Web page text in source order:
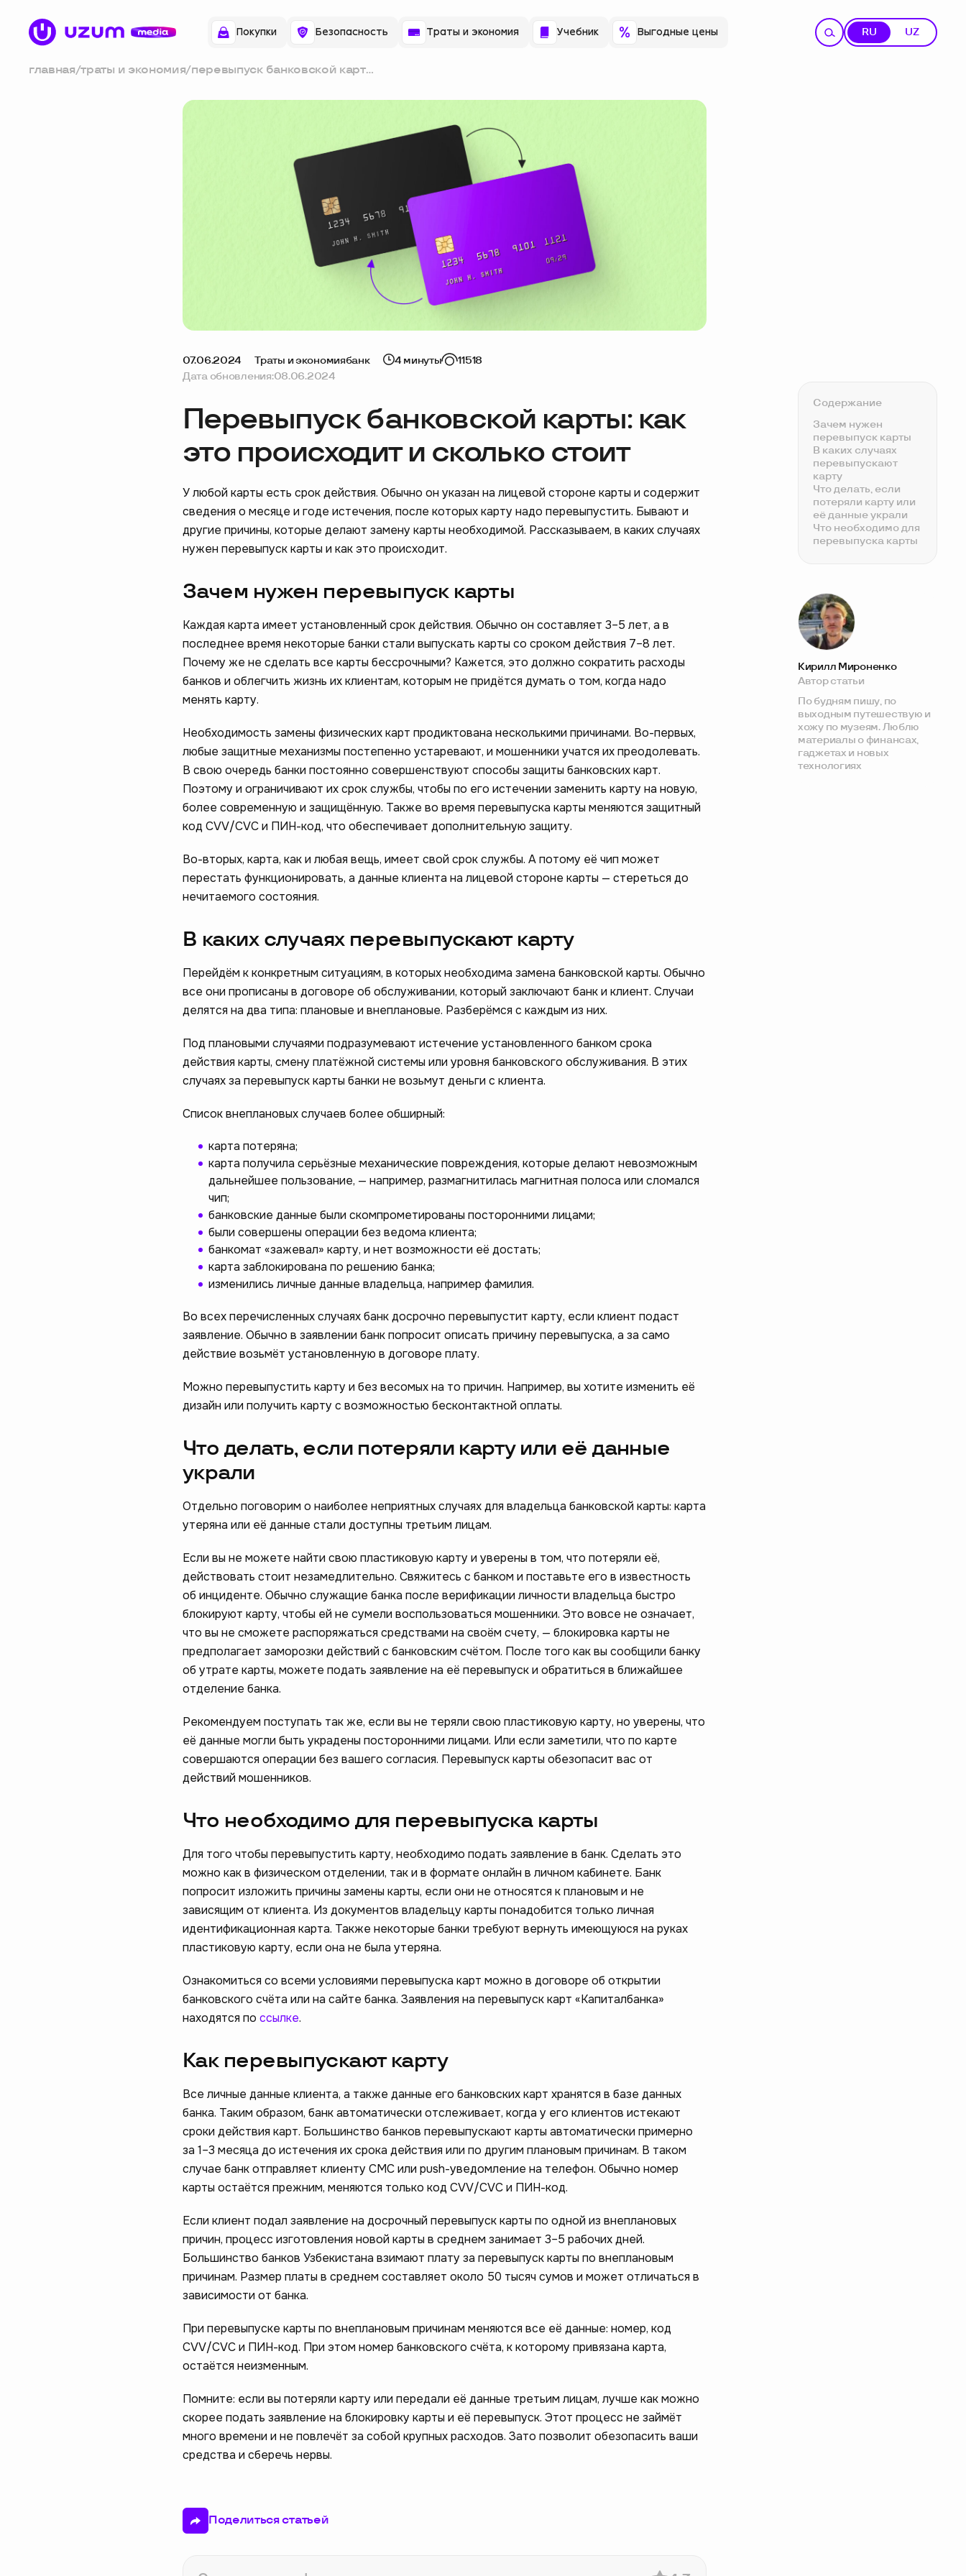
Покупки Безопасность Траты и экономия Учебник Выгодные цены RU UZ
главная/траты и экономия/перевыпуск банковской карты:
стоит
07.06.2024 Траты и экономиябанк 4 минуты
11518
Дата обновления:08.06.2024
Перевыпуск банковской карты: как
это происходит и сколько стоит
У любой карты есть срок действия. Обычно он указан на лицевой стороне карты и содержит
сведения о месяце и годе истечения, после которых карту надо перевыпустить. Бывают и
другие причины, которые делают замену карты необходимой. Рассказываем, в каких случаях
нужен перевыпуск карты и как это происходит.
Зачем нужен перевыпуск карты
Каждая карта имеет установленный срок действия. Обычно он составляет 3–5 лет, а в
последнее время некоторые банки стали выпускать карты со сроком действия 7–8 лет.
Почему же не сделать все карты бессрочными? Кажется, это должно сократить расходы
банков и облегчить жизнь их клиентам, которым не придётся думать о том, когда надо
менять карту.
Необходимость замены физических карт продиктована несколькими причинами. Во-первых,
любые защитные механизмы постепенно устаревают, и мошенники учатся их преодолевать.
В свою очередь банки постоянно совершенствуют способы защиты банковских карт.
Поэтому и ограничивают их срок службы, чтобы по его истечении заменить карту на новую,
более современную и защищённую. Также во время перевыпуска карты меняются защитный
код CVV/CVC и ПИН-код, что обеспечивает дополнительную защиту.
Во-вторых, карта, как и любая вещь, имеет свой срок службы. А потому её чип может
перестать функционировать, а данные клиента на лицевой стороне карты — стереться до
нечитаемого состояния.
В каких случаях перевыпускают карту
Перейдём к конкретным ситуациям, в которых необходима замена банковской карты. Обычно
все они прописаны в договоре об обслуживании, который заключают банк и клиент. Случаи
делятся на два типа: плановые и внеплановые. Разберёмся с каждым из них.
Под плановыми случаями подразумевают истечение установленного банком срока
действия карты, смену платёжной системы или уровня банковского обслуживания. В этих
случаях за перевыпуск карты банки не возьмут деньги с клиента.
Список внеплановых случаев более обширный:
карта потеряна;
карта получила серьёзные механические повреждения, которые делают невозможным
дальнейшее пользование, — например, размагнитилась магнитная полоса или сломался
чип;
банковские данные были скомпрометированы посторонними лицами;
были совершены операции без ведома клиента;
банкомат «зажевал» карту, и нет возможности её достать;
карта заблокирована по решению банка;
изменились личные данные владельца, например фамилия.
Во всех перечисленных случаях банк досрочно перевыпустит карту, если клиент подаст
заявление. Обычно в заявлении банк попросит описать причину перевыпуска, а за само
действие возьмёт установленную в договоре плату.
Можно перевыпустить карту и без весомых на то причин. Например, вы хотите изменить её
дизайн или получить карту с возможностью бесконтактной оплаты.
Что делать, если потеряли карту или её данные
украли
Отдельно поговорим о наиболее неприятных случаях для владельца банковской карты: карта
утеряна или её данные стали доступны третьим лицам.
Если вы не можете найти свою пластиковую карту и уверены в том, что потеряли её,
действовать стоит незамедлительно. Свяжитесь с банком и поставьте его в известность
об инциденте. Обычно служащие банка после верификации личности владельца быстро
блокируют карту, чтобы ей не сумели воспользоваться мошенники. Это вовсе не означает,
что вы не сможете распоряжаться средствами на своём счету, — блокировка карты не
предполагает заморозки действий с банковским счётом. После того как вы сообщили банку
об утрате карты, можете подать заявление на её перевыпуск и обратиться в ближайшее
отделение банка.
Рекомендуем поступать так же, если вы не теряли свою пластиковую карту, но уверены, что
её данные могли быть украдены посторонними лицами. Или если заметили, что по карте
совершаются операции без вашего согласия. Перевыпуск карты обезопасит вас от
действий мошенников.
Что необходимо для перевыпуска карты
Для того чтобы перевыпустить карту, необходимо подать заявление в банк. Сделать это
можно как в физическом отделении, так и в формате онлайн в личном кабинете. Банк
попросит изложить причины замены карты, если они не относятся к плановым и не
зависящим от клиента. Из документов владельцу карты понадобится только личная
идентификационная карта. Также некоторые банки требуют вернуть имеющуюся на руках
пластиковую карту, если она не была утеряна.
Ознакомиться со всеми условиями перевыпуска карт можно в договоре об открытии
банковского счёта или на сайте банка. Заявления на перевыпуск карт «‎Капиталбанка»
находятся по ссылке.
Как перевыпускают карту
Все личные данные клиента, а также данные его банковских карт хранятся в базе данных
банка. Таким образом, банк автоматически отслеживает, когда у его клиентов истекают
сроки действия карт. Большинство банков перевыпускают карты автоматически примерно
за 1–3 месяца до истечения их срока действия или по другим плановым причинам. В таком
случае банк отправляет клиенту СМС или push-уведомление на телефон. Обычно номер
карты остаётся прежним, меняются только код CVV/CVC и ПИН-код.
Если клиент подал заявление на досрочный перевыпуск карты по одной из внеплановых
причин, процесс изготовления новой карты в среднем занимает 3–5 рабочих дней.
Большинство банков Узбекистана взимают плату за перевыпуск карты по внеплановым
причинам. Размер платы в среднем составляет около 50 тысяч сумов и может отличаться в
зависимости от банка.
При перевыпуске карты по внеплановым причинам меняются все её данные: номер, код
CVV/CVC и ПИН-код. При этом номер банковского счёта, к которому привязана карта,
остаётся неизменным.
Помните: если вы потеряли карту или передали её данные третьим лицам, лучше как можно
скорее подать заявление на блокировку карты и её перевыпуск. Этот процесс не займёт
много времени и не повлечёт за собой крупных расходов. Зато позволит обезопасить ваши
средства и сберечь нервы.
Содержание
Зачем нужен
перевыпуск карты
В каких случаях
перевыпускают
карту
Что делать, если
потеряли карту или
её данные украли
Что необходимо для
перевыпуска карты
Кирилл Мироненко
Автор статьи
По будням пишу, по
выходным путешествую и
хожу по музеям. Люблю
материалы о финансах,
гаджетах и новых
технологиях
Поделиться статьей
Помогите нам стать лучше –
пройдите опрос❤️
начать